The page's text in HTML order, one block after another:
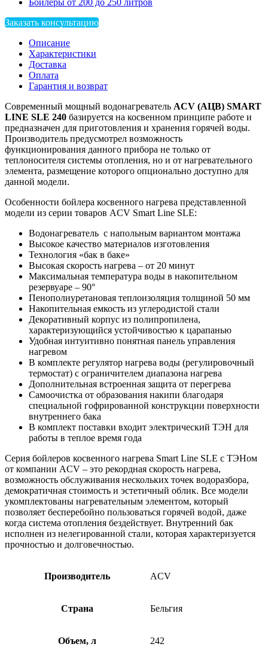
Бойлеры от 200 до 250 литров
Заказать консультацию
Описание
Характеристики
Доставка
Оплата
Гарантия и возврат
Современный мощный водонагреватель ACV (АЦВ) SMART
LINE SLE 240 базируется на косвенном принципе работе и
предназначен для приготовления и хранения горячей воды.
Производитель предусмотрел возможность
функционирования данного прибора не только от
теплоносителя системы отопления, но и от нагревательного
элемента, размещение которого опционально доступно для
данной модели.
Особенности бойлера косвенного нагрева представленной
модели из серии товаров ACV Smart Line SLE:
Водонагреватель с напольным вариантом монтажа
Высокое качество материалов изготовления
Технология «бак в баке»
Высокая скорость нагрева – от 20 минут
Максимальная температура воды в накопительном
резервуаре – 90°
Пенополиуретановая теплоизоляция толщиной 50 мм
Накопительная емкость из углеродистой стали
Декоративный корпус из полипропилена,
характеризующийся устойчивостью к царапанью
Удобная интуитивно понятная панель управления
нагревом
В комплекте регулятор нагрева воды (регулировочный
термостат) с ограничителем диапазона нагрева
Дополнительная встроенная защита от перегрева
Самоочистка от образования накипи благодаря
специальной гофрированной конструкции поверхности
внутреннего бака
В комплект поставки входит электрический ТЭН для
работы в теплое время года
Серия бойлеров косвенного нагрева Smart Line SLE с ТЭНом
от компании ACV – это рекордная скорость нагрева,
возможность обслуживания нескольких точек водоразбора,
демократичная стоимость и эстетичный облик. Все модели
укомплектованы нагревательным элементом, который
позволяет бесперебойно пользоваться горячей водой, даже
когда система отопления бездействует. Внутренний бак
исполнен из нелегированной стали, которая характеризуется
прочностью и долговечностью.
Производитель ACV
Страна Бельгия
Объем, л 242